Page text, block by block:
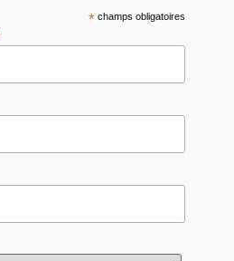
*champs obligatoires